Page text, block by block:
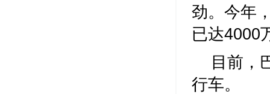
劲。今年
已达4000
目前，
行车。